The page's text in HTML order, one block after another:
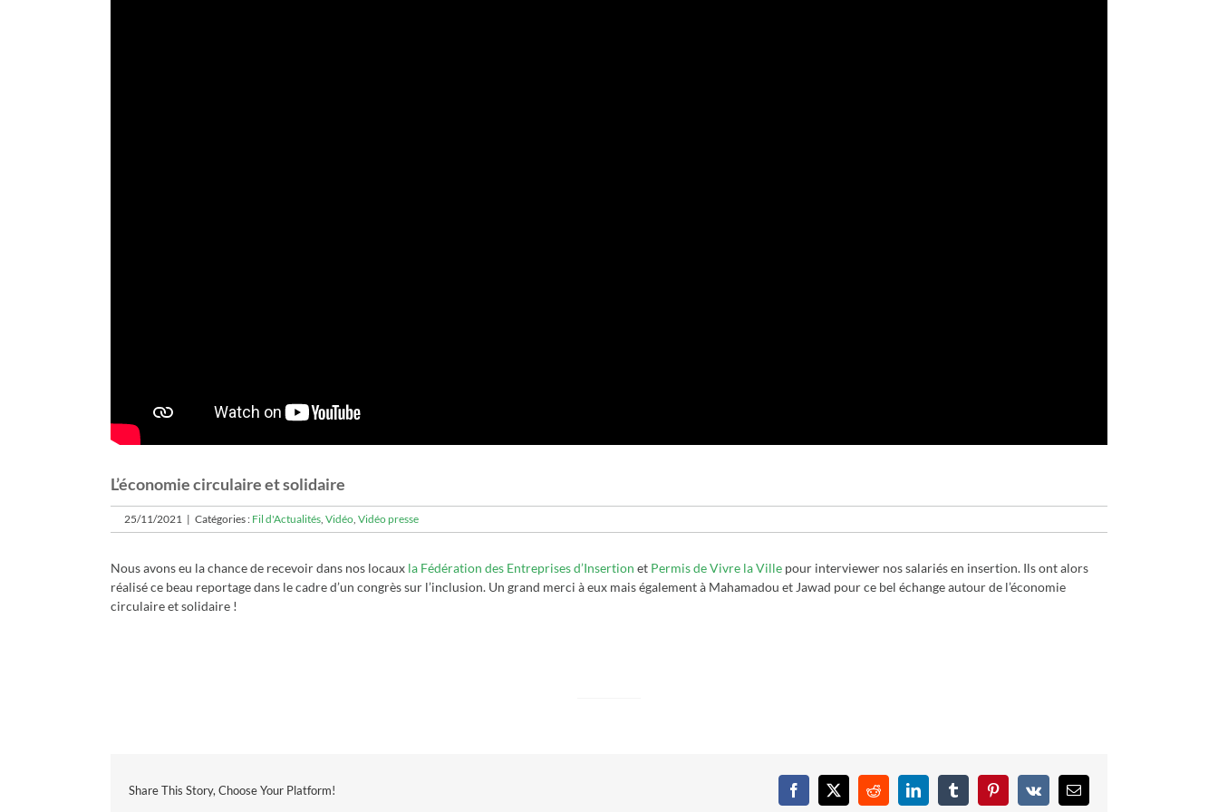
L’économie circulaire et solidaire
25/11/2021 | Catégories : Fil d'Actualités Vidéo Vidéo presse
Nous avons eu la chance de recevoir dans nos locaux la Fédération des Entreprises d’Insertion et Permis de Vivre la Ville pour interviewer nos salariés en insertion. Ils ont alors
réalisé ce beau reportage dans le cadre d’un congrès sur l’inclusion. Un grand merci à eux mais également à Mahamadou et Jawad pour ce bel échange autour de l’économie
circulaire et solidaire !
Share This Story, Choose Your Platform! Facebook
X RedditLinkedInTumblrPinterest
Vk Email